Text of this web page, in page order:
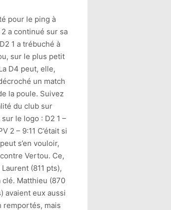
pour le ping à
a continué sur sa
1 a trébuché à
sur le plus petit
D4 peut, elle,
un match
la poule. Suivez
du club sur
le logo : D2 1 –
2 – 9:11 C’était si
s’en vouloir,
Vertou. Ce,
(811 pts),
clé. Matthieu (870
avaient eux aussi
remportés, mais